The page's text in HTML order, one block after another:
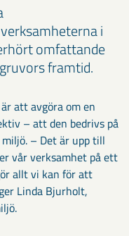
i
omfattande
framtid.
att avgöra om en
– att den bedrivs på
– Det är upp till
vår verksamhet på ett
allt vi kan för att
Linda Bjurholt,